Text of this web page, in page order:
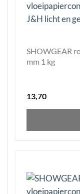
SHOWGEAR
mm 1 kg
13,70